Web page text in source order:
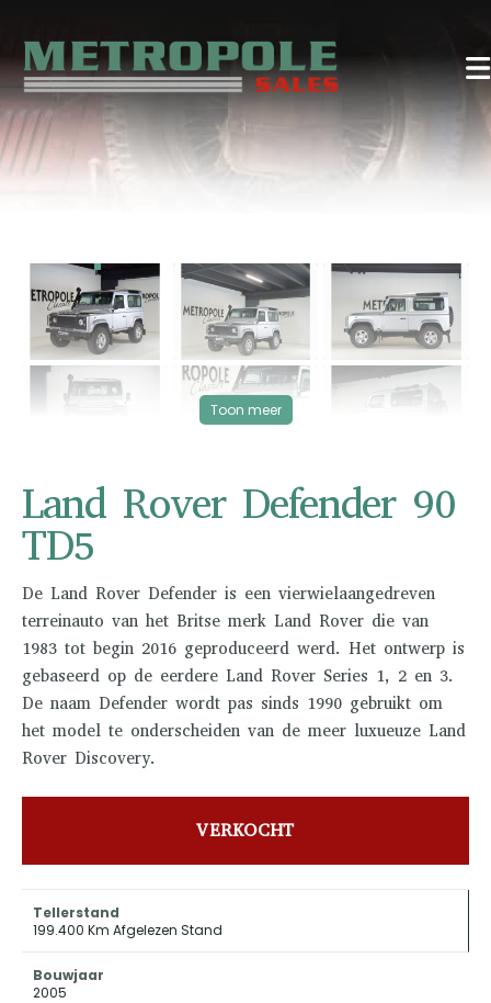
VERKOCHT
‹ ›
Toon meer
Land Rover Defender 90
TD5
De Land Rover Defender is een vierwielaangedreven
terreinauto van het Britse merk Land Rover die van
1983 tot begin 2016 geproduceerd werd. Het ontwerp is
gebaseerd op de eerdere Land Rover Series 1, 2 en 3.
De naam Defender wordt pas sinds 1990 gebruikt om
het model te onderscheiden van de meer luxueuze Land
Rover Discovery.
VERKOCHT
Tellerstand
199.400 Km Afgelezen Stand
Bouwjaar
2005